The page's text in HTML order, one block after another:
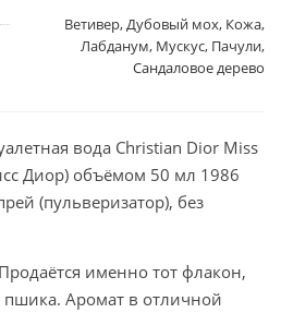
Ветивер, Дубовый мох, Кожа,
Лабданум, Мускус, Пачули,
Сандаловое дерево
вода Christian Dior Miss
Диор) объёмом 50 мл 1986
(пульверизатор), без
именно тот флакон,
пшика. Аромат в отличной